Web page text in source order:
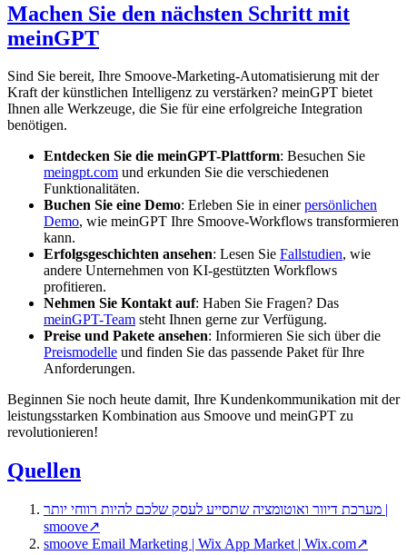
Machen Sie den nächsten Schritt mit
meinGPT
Sind Sie bereit, Ihre Smoove-Marketing-Automatisierung mit der
Kraft der künstlichen Intelligenz zu verstärken? meinGPT bietet
Ihnen alle Werkzeuge, die Sie für eine erfolgreiche Integration
benötigen.
Entdecken Sie die meinGPT-Plattform: Besuchen Sie
meingpt.com und erkunden Sie die verschiedenen
Funktionalitäten.
Buchen Sie eine Demo: Erleben Sie in einerpersönlichen
Demo, wie meinGPT Ihre Smoove-Workflows transformieren
kann.
Erfolgsgeschichten ansehen: Lesen Sie Fallstudien, wie
andere Unternehmen von KI-gestützten Workflows
profitieren.
Nehmen Sie Kontakt auf: Haben Sie Fragen? Das
meinGPT-Team steht Ihnen gerne zur Verfügung.
Preise und Pakete ansehen: Informieren Sie sich über die
Preismodelle und finden Sie das passende Paket für Ihre
Anforderungen.
Beginnen Sie noch heute damit, Ihre Kundenkommunikation mit der
leistungsstarken Kombination aus Smoove und meinGPT zu
revolutionieren!
Quellen
מערכת דיוור ואוטומציה שתסייע לעסק שלכם להיות רווחי יותר |
smoove↗
smoove Email Marketing | Wix App Market | Wix.com↗